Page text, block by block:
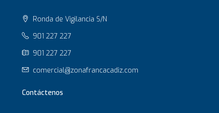
Ronda de Vigilancia S/N
901 227 227
901 227 227
comercial@zonafrancacadiz.com
Contáctenos